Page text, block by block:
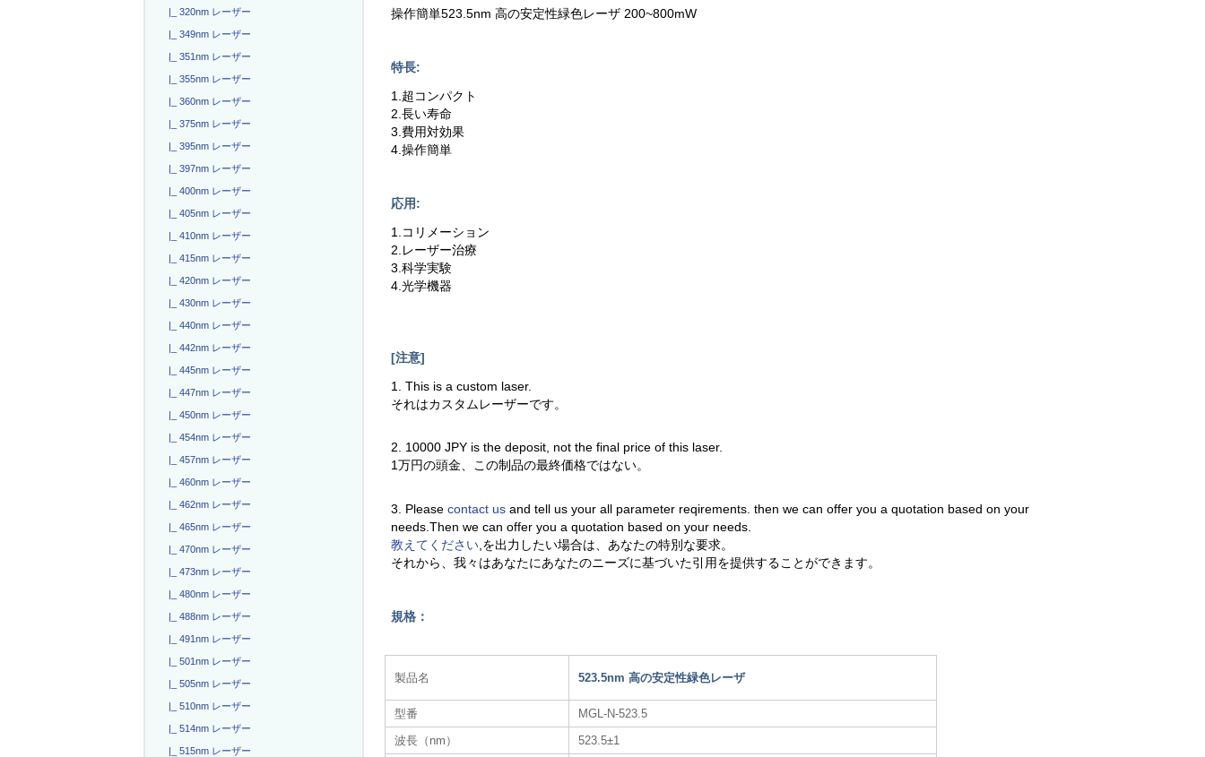
|_ 320nm レーザー
|_ 349nm レーザー
|_ 351nm レーザー
|_ 355nm レーザー
|_ 360nm レーザー
|_ 375nm レーザー
|_ 395nm レーザー
|_ 397nm レーザー
|_ 400nm レーザー
|_ 405nm レーザー
|_ 410nm レーザー
|_ 415nm レーザー
|_ 420nm レーザー
|_ 430nm レーザー
|_ 440nm レーザー
|_ 442nm レーザー
|_ 445nm レーザー
|_ 447nm レーザー
|_ 450nm レーザー
|_ 454nm レーザー
|_ 457nm レーザー
|_ 460nm レーザー
|_ 462nm レーザー
|_ 465nm レーザー
|_ 470nm レーザー
|_ 473nm レーザー
|_ 480nm レーザー
|_ 488nm レーザー
|_ 491nm レーザー
|_ 501nm レーザー
|_ 505nm レーザー
|_ 510nm レーザー
|_ 514nm レーザー
|_ 515nm レーザー
操作簡単523.5nm 高の安定性緑色レーザ 200~800mW
特長:
1.超コンパクト
2.長い寿命
3.費用対効果
4.操作簡単
応用:
1.コリメーション
2.レーザー治療
3.科学実験
4.光学機器
[注意]
1. This is a custom laser.
それはカスタムレーザーです。
2. 10000 JPY is the deposit, not the final price of this laser.
1万円の頭金、この制品の最終価格ではない。
3. Pleasecontact usand tell us your all parameter reqirements. then we can offer you a quotation based on your
needs.Then we can offer you a quotation based on your needs.
教えてください ,を出力したい場合は、あなたの特別な要求。
それから、我々はあなたにあなたのニーズに基づいた引用を提供することができます。
規格：
製品名 523.5nm 高の安定性緑色レーザ​
型番
MGL-N-523.5
波長（nm）
523.5±1